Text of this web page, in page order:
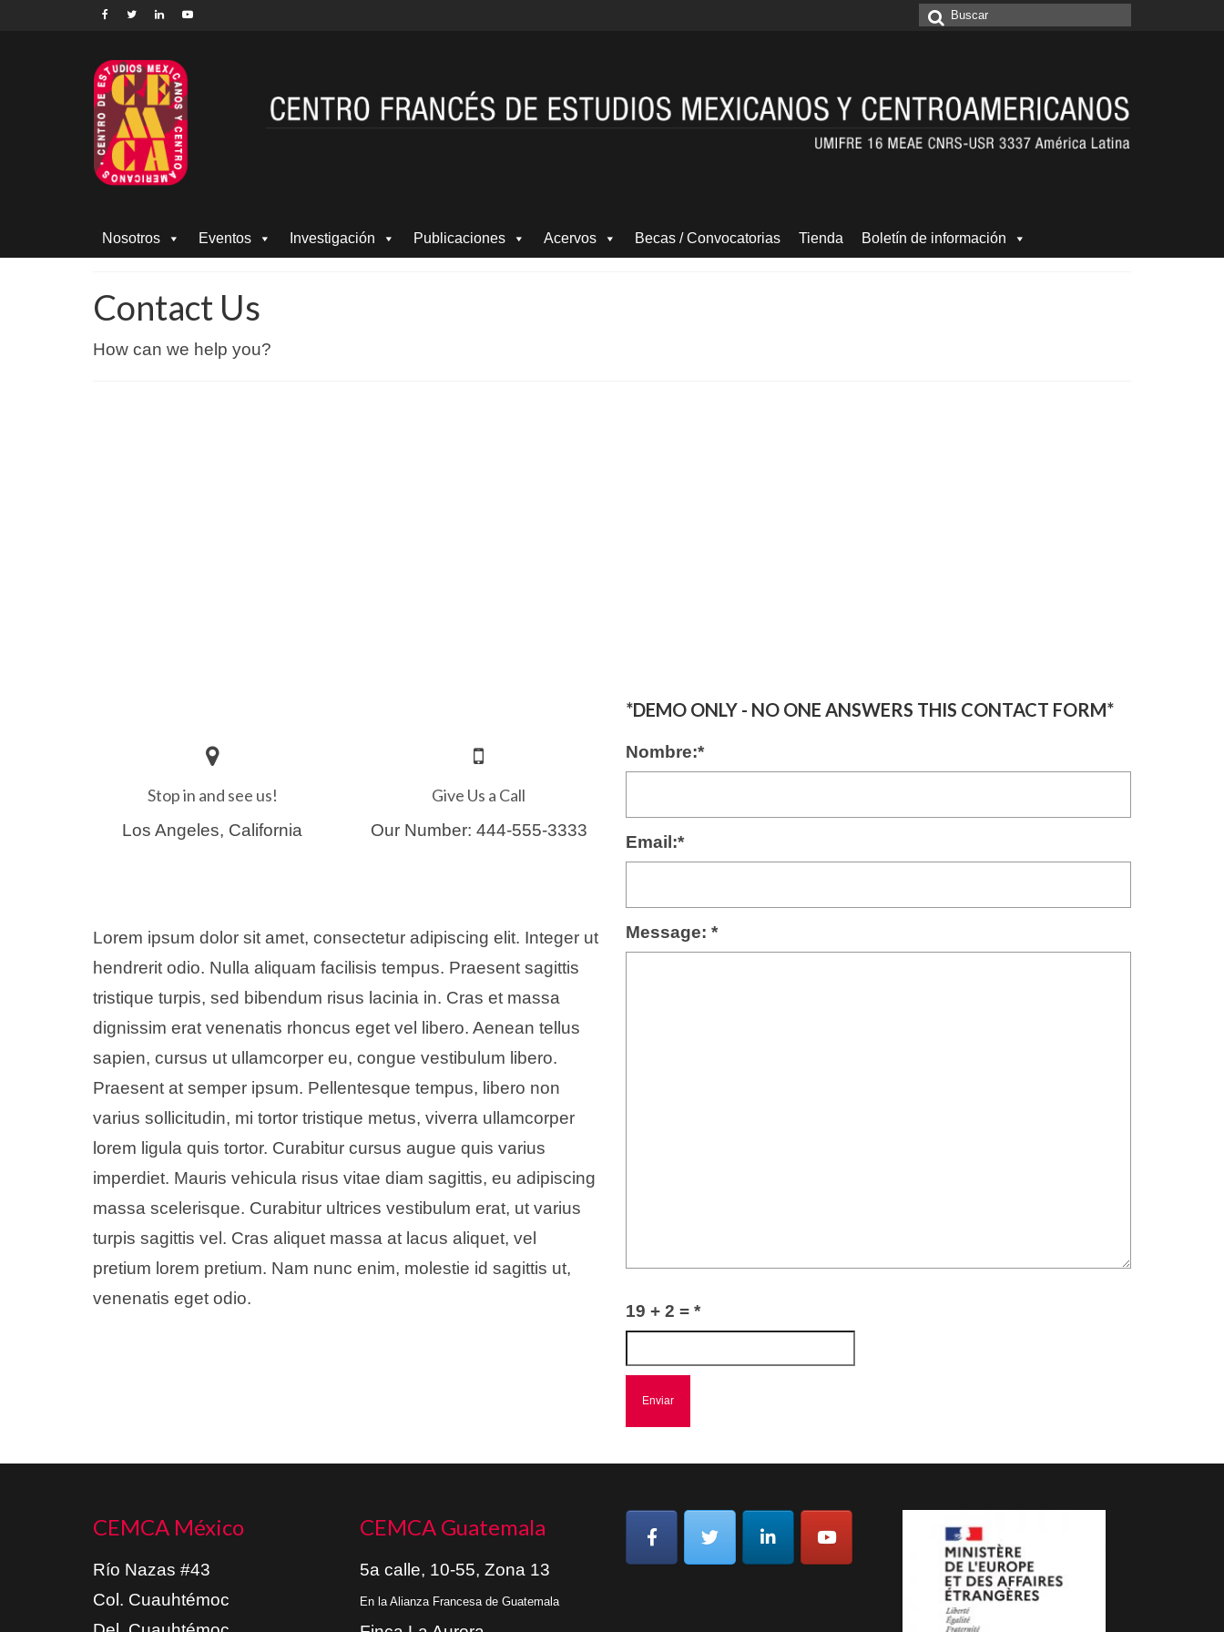
Buscar
Nosotros Eventos Investigación Publicaciones Acervos Becas / Convocatorias Tienda Boletín de información
Contact Us
How can we help you?
Stop in and see us!
Los Angeles, California
Give Us a Call
Our Number: 444-555-3333
Lorem ipsum dolor sit amet, consectetur adipiscing elit. Integer ut
hendrerit odio. Nulla aliquam facilisis tempus. Praesent sagittis
tristique turpis, sed bibendum risus lacinia in. Cras et massa
dignissim erat venenatis rhoncus eget vel libero. Aenean tellus
sapien, cursus ut ullamcorper eu, congue vestibulum libero.
Praesent at semper ipsum. Pellentesque tempus, libero non
varius sollicitudin, mi tortor tristique metus, viverra ullamcorper
lorem ligula quis tortor. Curabitur cursus augue quis varius
imperdiet. Mauris vehicula risus vitae diam sagittis, eu adipiscing
massa scelerisque. Curabitur ultrices vestibulum erat, ut varius
turpis sagittis vel. Cras aliquet massa at lacus aliquet, vel
pretium lorem pretium. Nam nunc enim, molestie id sagittis ut,
venenatis eget odio.
*DEMO ONLY - NO ONE ANSWERS THIS CONTACT FORM*
Nombre:*
Email:*
Message: *
19 + 2 = *
CEMCA México
Río Nazas #43
Col. Cuauhtémoc
CEMCA Guatemala
5a calle, 10-55, Zona 13
En la Alianza Francesa de Guatemala